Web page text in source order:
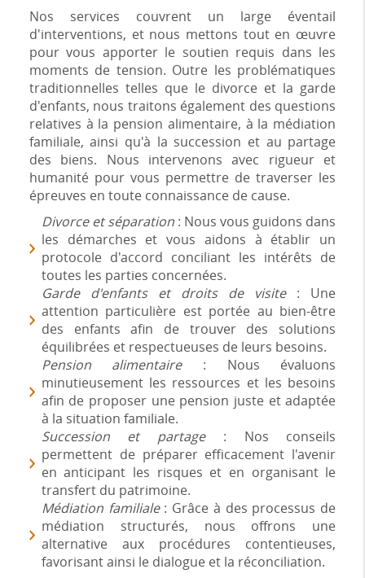
Nos services couvrent un large éventail
d'interventions, et nous mettons tout en œuvre
pour vous apporter le soutien requis dans les
moments de tension. Outre les problématiques
traditionnelles telles que le divorce et la garde
d'enfants, nous traitons également des questions
relatives à la pension alimentaire, à la médiation
familiale, ainsi qu'à la succession et au partage
des biens. Nous intervenons avec rigueur et
humanité pour vous permettre de traverser les
épreuves en toute connaissance de cause.
Divorce et séparation: Nous vous guidons dans
les démarches et vous aidons à établir un
protocole d'accord conciliant les intérêts de
toutes les parties concernées.
Garde d'enfants et droits de visite: Une
attention particulière est portée au bien-être
des enfants afin de trouver des solutions
équilibrées et respectueuses de leurs besoins.
Pension alimentaire: Nous évaluons
minutieusement les ressources et les besoins
afin de proposer une pension juste et adaptée
à la situation familiale.
Succession et partage: Nos conseils
permettent de préparer efficacement l'avenir
en anticipant les risques et en organisant le
transfert du patrimoine.
Médiation familiale: Grâce à des processus de
médiation structurés, nous offrons une
alternative aux procédures contentieuses,
favorisant ainsi le dialogue et la réconciliation.